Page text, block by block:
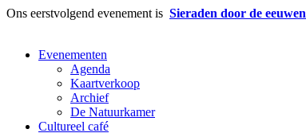
Ons eerstvolgend evenement is Sieraden door de
Evenementen
Agenda
Kaartverkoop
Archief
De Natuurkamer
Cultureel café